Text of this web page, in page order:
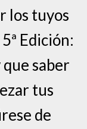
los tuyos
Edición:
saber
tus
de